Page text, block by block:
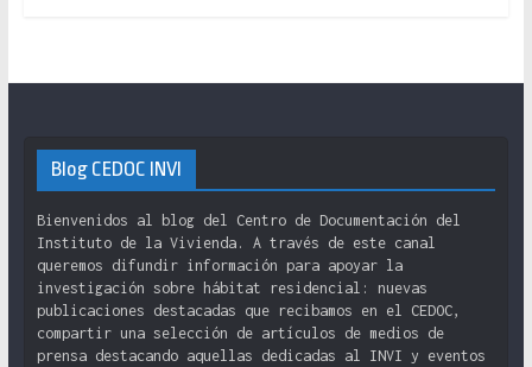
Blog CEDOC INVI
Bienvenidos al blog del Centro de Documentación del
Instituto de la Vivienda. A través de este canal
queremos difundir información para apoyar la
investigación sobre hábitat residencial: nuevas
publicaciones destacadas que recibamos en el CEDOC,
compartir una selección de artículos de medios de
prensa destacando aquellas dedicadas al INVI y eventos